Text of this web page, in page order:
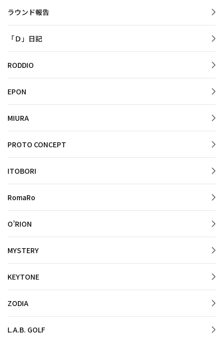
ラウンド報告
「Ｄ」日記
RODDIO
EPON
MIURA
PROTO CONCEPT
ITOBORI
RomaRo
O’RION
MYSTERY
KEYTONE
ZODIA
L.A.B. GOLF